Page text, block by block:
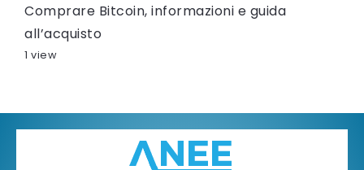
Comprare Bitcoin, informazioni e guida
all’acquisto
1 view